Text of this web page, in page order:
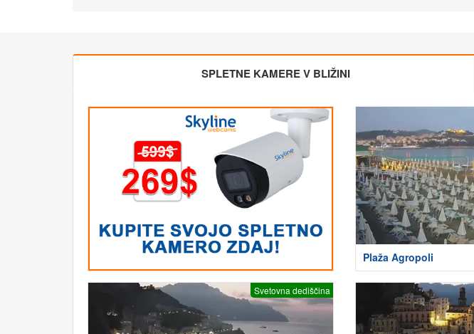
SPLETNE KAMERE V BLIŽINI
Plaža Agropoli
Svetovna dediščina